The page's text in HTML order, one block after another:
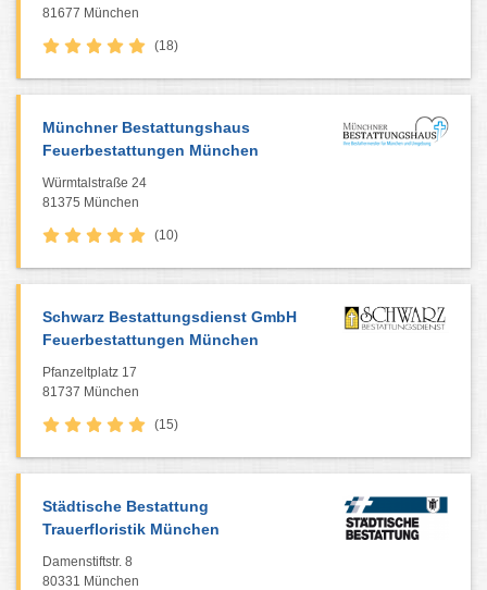
81677 München
(18)
Münchner Bestattungshaus
Feuerbestattungen München
Würmtalstraße 24
81375 München
(10)
Schwarz Bestattungsdienst GmbH
Feuerbestattungen München
Pfanzeltplatz 17
81737 München
(15)
Städtische Bestattung
Trauerfloristik München
Damenstiftstr. 8
80331 München